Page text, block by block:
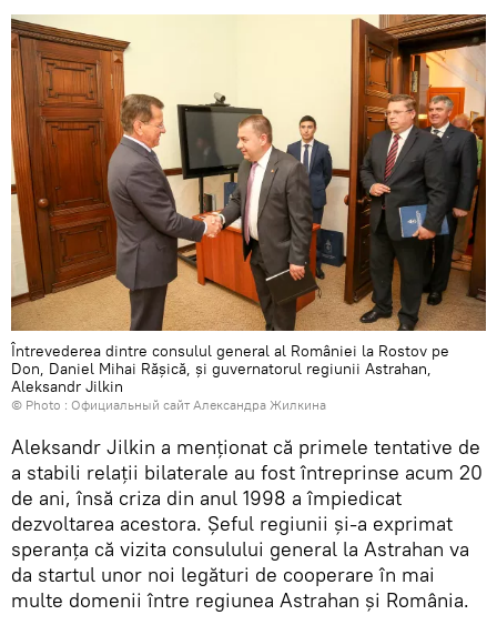
Întrevederea dintre consulul general al României la Rostov pe
Don, Daniel Mihai Rășică, și guvernatorul regiunii Astrahan,
Aleksandr Jilkin
© Photo : Официальный сайт Александра Жилкина
Aleksandr Jilkin a menționat că primele tentative de
a stabili relații bilaterale au fost întreprinse acum 20
de ani, însă criza din anul 1998 a împiedicat
dezvoltarea acestora. Șeful regiunii și-a exprimat
speranța că vizita consulului general la Astrahan va
da startul unor noi legături de cooperare în mai
multe domenii între regiunea Astrahan și România.